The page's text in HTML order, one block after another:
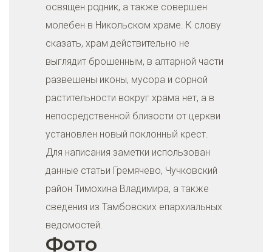
освящен родник, а также совершен
молебен в Никольском храме. К слову
сказать, храм действительно не
выглядит брошенным, в алтарной части
развешены иконы, мусора и сорной
растительности вокруг храма нет, а в
непосредственной близости от церкви
установлен новый поклонный крест.
Для написания заметки использован
данные статьи Гремячево, Чучковский
район Тимохина Владимира, а также
сведения из Тамбовских епархиальных
ведомостей.
Фото